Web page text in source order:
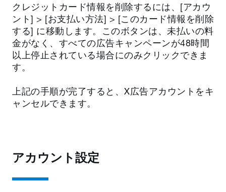
クレジットカード情報を削除するには、[アカウ
ント] > [お支払い方法] > [このカード情報を削除
する] に移動します。このボタンは、未払いの料
金がなく、すべての広告キャンペーンが48時間
以上停止されている場合にのみクリックできま
す。
上記の手順が完了すると、X広告アカウントをキ
ャンセルできます。
アカウント設定